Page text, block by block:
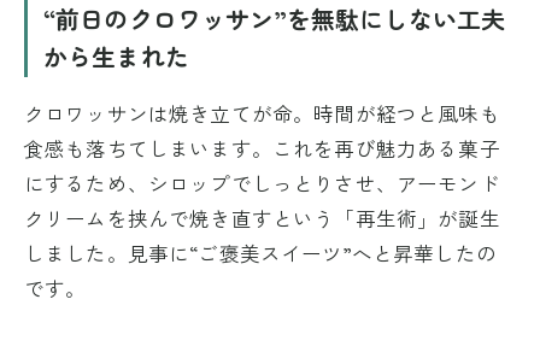
“前日のクロワッサン”を無駄にしない工夫
から生まれた
クロワッサンは焼き立てが命。時間が経つと風味も
食感も落ちてしまいます。これを再び魅力ある菓子
にするため、シロップでしっとりさせ、アーモンド
クリームを挟んで焼き直すという「再生術」が誕生
しました。見事に“ご褒美スイーツ”へと昇華したの
です。